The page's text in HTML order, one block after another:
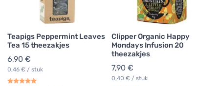
Teapigs Peppermint Leaves
Tea 15 theezakjes
6,90 €
0,46 € / stuk
Clipper Organic Happy
Mondays Infusion 20
theezakjes
7,90 €
0,40 € / stuk